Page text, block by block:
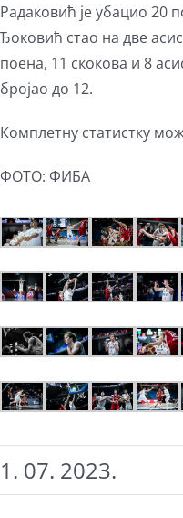
Радаковић је убацио 20
Ђоковић стао на две
поена, 11 скокова и 8
бројао до 12.
Комплетну статистку
ФОТО: ФИБА
1. 07. 2023.